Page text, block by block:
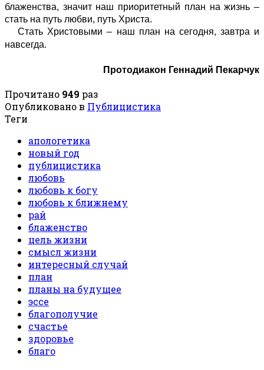
блаженства, значит наш приоритетный план на жизнь –
стать на путь любви, путь Христа.
Стать Христовыми – наш план на сегодня, завтра и
навсегда.
Протодиакон Геннадий Пекарчук
Прочитано 949 раз
Опубликовано в Публицистика
Теги
апологетика
новый год
публицистика
любовь
любовь к богу
любовь к ближнему
рай
блаженство
цель жизни
смысл жизни
интересный случай
план
планы на будущее
эссе
благополучие
счастье
здоровье
благо